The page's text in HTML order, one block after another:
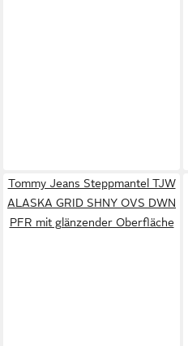
Tommy Jeans Steppmantel TJW
ALASKA GRID SHNY OVS DWN
PFR mit glänzender Oberfläche